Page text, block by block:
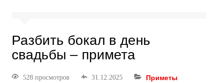
Разбить бокал в день
свадьбы – примета
528 просмотров 31.12.2025 Приметы